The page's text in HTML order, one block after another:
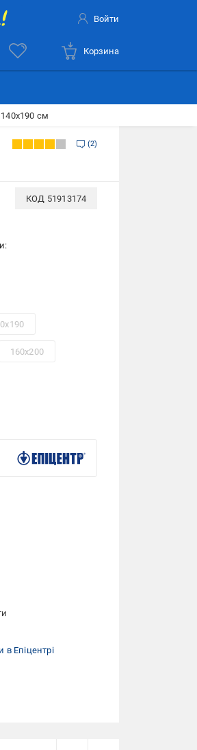
Войти
Корзина
см
2
КОД 51913174
160x200
Епіцентрі